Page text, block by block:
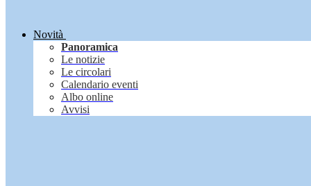
Novità
Panoramica
Le notizie
Le circolari
Calendario eventi
Albo online
Avvisi